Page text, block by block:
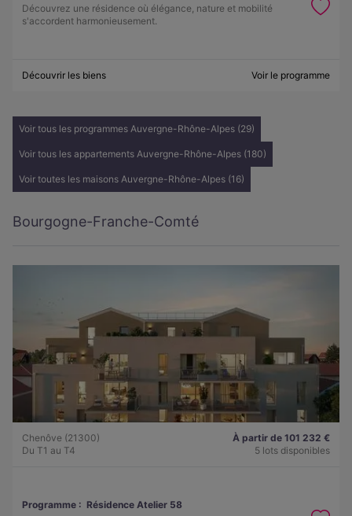
Découvrez une résidence où élégance, nature et mobilité
s'accordent harmonieusement.
Découvrir les biens Voir le programme
Voir tous les programmes Auvergne-Rhône-Alpes (29)
Voir tous les appartements Auvergne-Rhône-Alpes (180)
Voir toutes les maisons Auvergne-Rhône-Alpes (16)
Bourgogne-Franche-Comté
Chenôve (21300)
Du T1 au T4
À partir de 101 232 €
5 lots disponibles
Programme : Résidence Atelier 58